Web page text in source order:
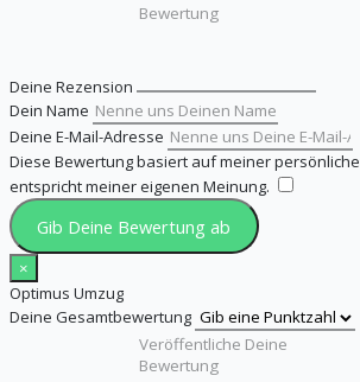
Deine Rezension
Dein Name
Deine E-Mail-Adresse
Diese Bewertung basiert auf meiner
entspricht meiner eigenen Meinung.
Gib Deine Bewertung ab
×
Optimus Umzug
Deine Gesamtbewertung